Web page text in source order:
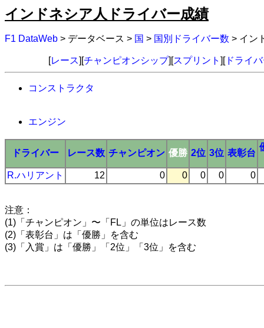
インドネシア人ドライバー成績
F1 DataWeb > データベース > 国 > 国別ドライバー数 > イン
[レース][チャンピオンシップ][スプリント ][ドライ
コンストラクタ
エンジン
ドライバー レース数 チャンピオン 優勝 2位 3位 表彰台
R.ハリアント 12 0 0 0 0 0
注意：
(1)「チャンピオン」〜「FL」の単位はレース数
(2)「表彰台」は「優勝」を含む
(3)「入賞」は「優勝」「2位」「3位」を含む